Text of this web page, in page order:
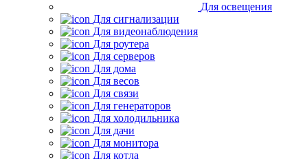
Для освещения
Для сигнализации
Для видеонаблюдения
Для роутера
Для серверов
Для дома
Для весов
Для связи
Для генераторов
Для холодильника
Для дачи
Для монитора
Для котла